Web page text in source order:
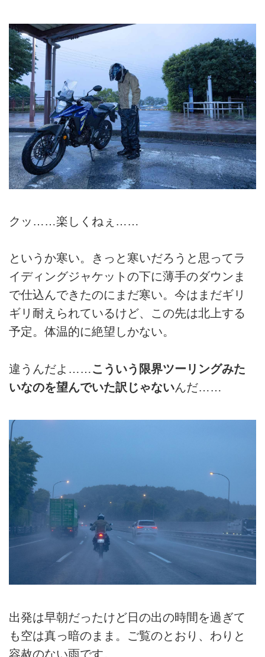
クッ……楽しくねぇ……
というか寒い。きっと寒いだろうと思ってラ
イディングジャケットの下に薄手のダウンま
で仕込んできたのにまだ寒い。今はまだギリ
ギリ耐えられているけど、この先は北上する
予定。体温的に絶望しかない。
違うんだよ……こういう限界ツーリングみた
いなのを望んでいた訳じゃないんだ……
出発は早朝だったけど日の出の時間を過ぎて
も空は真っ暗のまま。ご覧のとおり、わりと
容赦のない雨です。